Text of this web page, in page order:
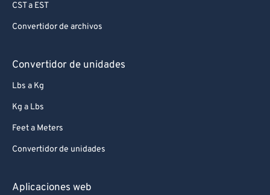
CST a EST
Convertidor de archivos
Convertidor de unidades
Lbs a Kg
Kg a Lbs
Feet a Meters
Convertidor de unidades
Aplicaciones web